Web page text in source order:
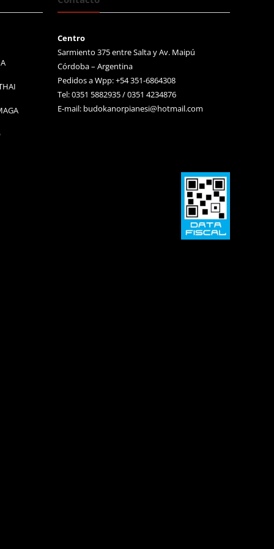
Centro
Sarmiento 375 entre Salta y Av. Maipú
Córdoba – Argentina
Pedidos a Wpp: +54 351-6864308
Tel: 0351 5882935 / 0351 4234876
E-mail: budokanorpianesi@hotmail.com